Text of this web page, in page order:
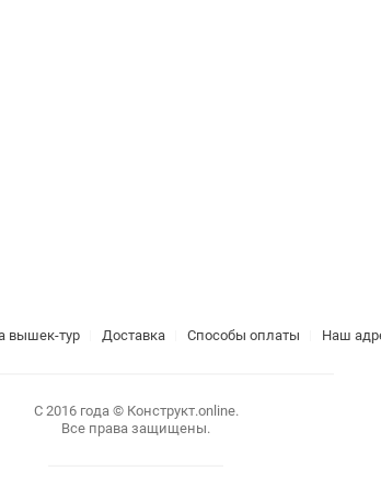
вышек-тур Доставка Способы оплаты Наш
С 2016 года © Конструкт.online.
Все права защищены.